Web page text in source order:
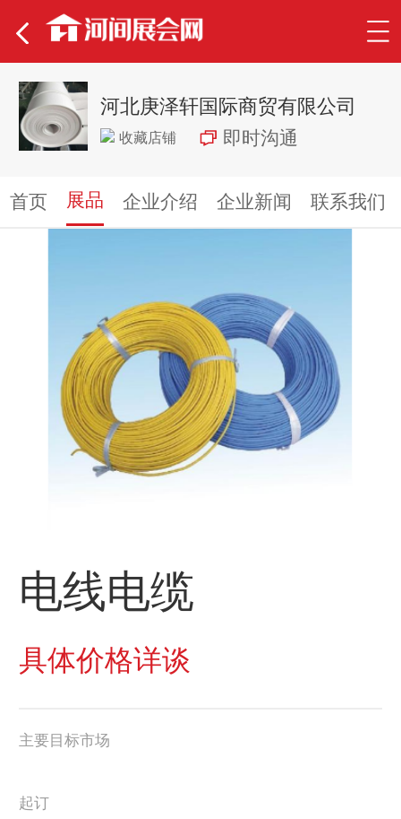
河北庚泽轩国际商贸有限公司
收藏店铺 即时沟通
首页 展品 企业介绍 企业新闻 联系我们
电线电缆
具体价格详谈
主要目标市场
起订